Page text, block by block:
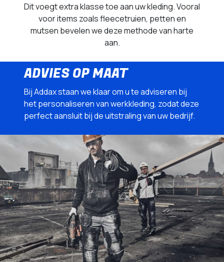
Dit voegt extra klasse toe aan uw kleding. Vooral
voor items zoals fleecetruien, petten en
mutsen bevelen we deze methode van harte
aan.
ADVIES OP MAAT
Bij Addax staan we klaar om u te adviseren bij
het personaliseren van werkkleding, zodat deze
perfect aansluit bij de uitstraling van uw bedrijf.